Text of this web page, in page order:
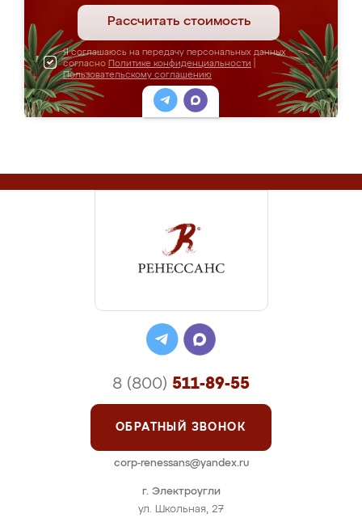
Рассчитать стоимость
Я соглашаюсь на передачу персональных данных
согласно Политике конфиденциальности
Пользовательскому соглашению
г. Электроугли
ул. Школьная, 27
8 (800) 511-89-55
ОБРАТНЫЙ ЗВОНОК
corp-renessans@yandex.ru